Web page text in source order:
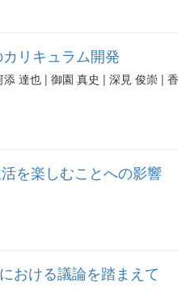
リキュラム開発
達也 | 御園 真史 | 深見 俊崇 |
を楽しむことへの影響
おける議論を踏まえて